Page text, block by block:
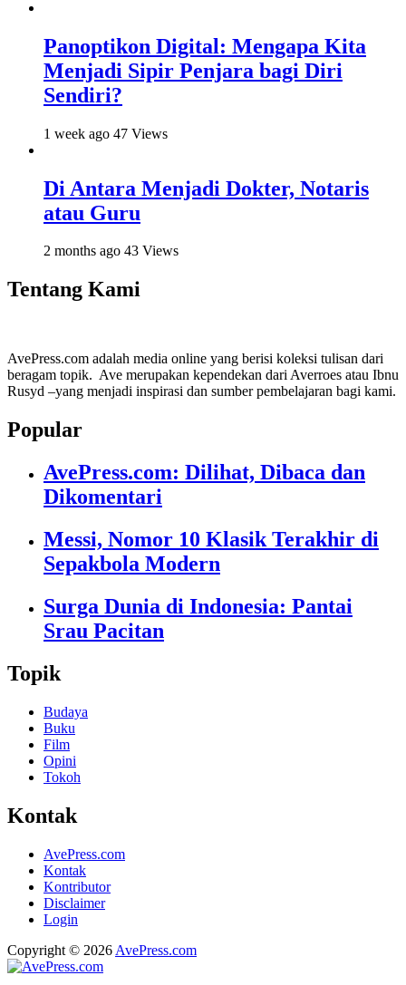
Panoptikon Digital: Mengapa Kita
Menjadi Sipir Penjara bagi Diri
Sendiri?
1 week ago 47 Views
Di Antara Menjadi Dokter, Notaris
atau Guru
2 months ago 43 Views
Tentang Kami
AvePress.com adalah media online yang berisi koleksi tulisan dari
beragam topik. Ave merupakan kependekan dari Averroes atau Ibnu
Rusyd –yang menjadi inspirasi dan sumber pembelajaran bagi kami.
Popular
AvePress.com: Dilihat, Dibaca dan
Dikomentari
Messi, Nomor 10 Klasik Terakhir di
Sepakbola Modern
Surga Dunia di Indonesia: Pantai
Srau Pacitan
Topik
Budaya
Buku
Film
Opini
Tokoh
Kontak
AvePress.com
Kontak
Kontributor
Disclaimer
Login
Copyright © 2026 AvePress.com